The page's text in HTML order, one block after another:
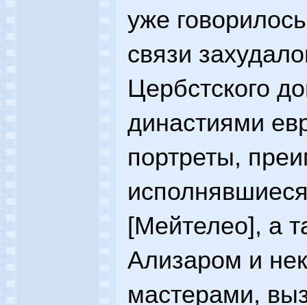
уже
связи
Цербстского
династиями
портреты,
[Мейтелео], а
Ализаром и
мастерами,